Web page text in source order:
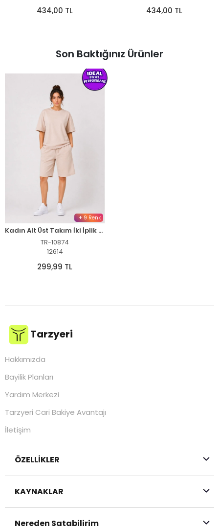
434,00 TL 434,00 TL
Son Baktığınız Ürünler
+ 9 Renk
Kadın Alt Üst Takım İki İplik Kumaş Bisiklet Yaka Tişört Cepli Diz Altı Şort - Bej
TR-10874
12614
299,99 TL
Tarzyeri
Hakkımızda
Bayilik Planları
Yardım Merkezi
Tarzyeri Cari Bakiye Avantajı
İletişim
ÖZELLİKLER
KAYNAKLAR
Nereden Satabilirim